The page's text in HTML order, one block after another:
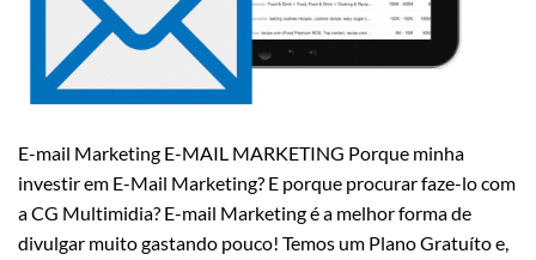
E-mail Marketing E-MAIL MARKETING Porque minha
investir em E-Mail Marketing? E porque procurar faze-lo com
a CG Multimidia? E-mail Marketing é a melhor forma de
divulgar muito gastando pouco! Temos um Plano Gratuíto e,